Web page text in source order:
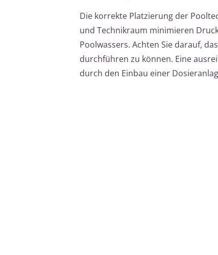
Die korrekte Platzierung der
und Technikraum minimieren
Poolwassers. Achten Sie darauf,
durchführen zu können. Eine
durch den Einbau einer